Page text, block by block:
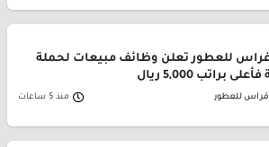
للعطور تعلن وظائف مبيعات لحملة
براتب 5,000 ريال
للعطور منذ 5 ساعات